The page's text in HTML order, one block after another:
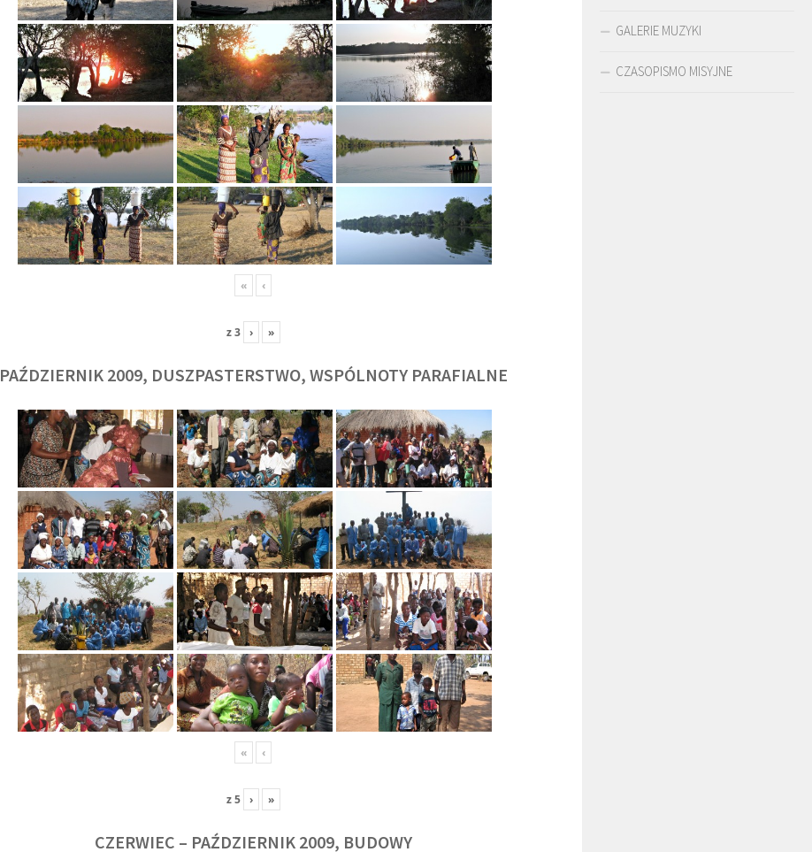
« ‹
z3 › »
PAŹDZIERNIK 2009, DUSZPASTERSTWO, WSPÓLNOTY PARAFIALNE
« ‹
z5 › »
CZERWIEC – PAŹDZIERNIK 2009, BUDOWY
O. TADEUSZ SAROTA
SJ
O. ARTUR WARDĘGA
BR. JERZY
ZADWÓRNY SJ
GALERIE MUZYKI
CZASOPISMO MISYJNE